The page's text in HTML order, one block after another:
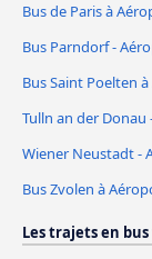
Bus de Paris à
Bus Parndorf -
Bus Saint Poelten
Tulln an der
Wiener Neustadt -
Bus Zvolen à
Les trajets en